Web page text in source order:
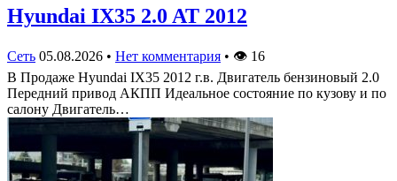
Hyundai IX35 2.0 AT 2012
Сеть 05.08.2026 • Нет комментария • 👁 16
В Продаже Hyundai IX35 2012 г.в. Двигатель бензиновый 2.0
Передний привод АКПП Идеальное состояние по кузову и по
салону Двигатель…